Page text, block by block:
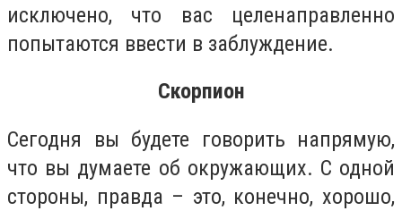
исключено, что вас целенаправленно
попытаются ввести в заблуждение.
Скорпион
Сегодня вы будете говорить напрямую,
что вы думаете об окружающих. С одной
стороны, правда – это, конечно, хорошо,